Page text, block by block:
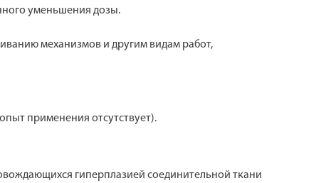
уменьшения дозы.
механизмов и другим видам работ,
применения отсутствует).
гиперплазией соединительной ткани